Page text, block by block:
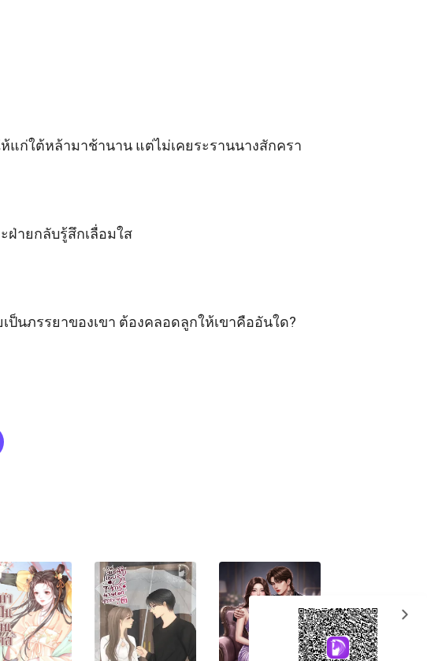
ก่ใต้หล้ามาช้านาน แต่ไม่เคยระรานนางสักครา
ฝ่ายกลับรู้สึกเลื่อมใส
ป็นภรรยาของเขา ต้องคลอดลูกให้เขาคืออันใด?
expand_more